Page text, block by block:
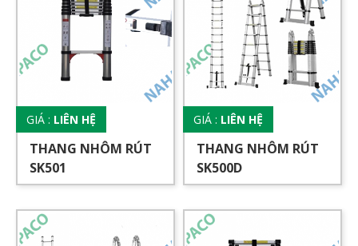
GIÁ : LIÊN HỆ
THANG NHÔM RÚT
SK501
GIÁ : LIÊN HỆ
THANG NHÔM RÚT
SK500D